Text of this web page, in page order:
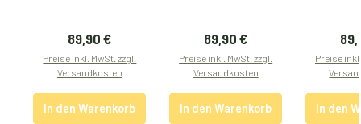
Regulärer Preis:
89,90 €
Preise inkl. MwSt. zzgl.
Versandkosten
In den Warenkorb
Regulärer Preis:
89,90 €
Preise inkl. MwSt. zzgl.
Versandkosten
In den Warenkorb
Preise
In den